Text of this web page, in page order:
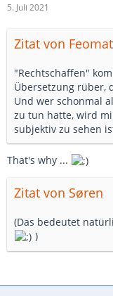
5. Juli 2021
Zitat von
"Rechtschaffen"
Übersetzung rüber,
Und wer schonmal
zu tun hatte, wird
subjektiv zu sehen
That's why ...
Zitat von Søren
(Das bedeutet
)